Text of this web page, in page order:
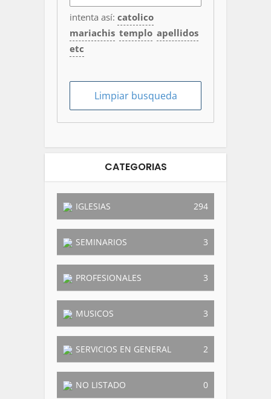
intenta así: catolico
mariachis templo apellidos
etc
CATEGORIAS
IGLESIAS 294
SEMINARIOS 3
PROFESIONALES 3
MUSICOS 3
SERVICIOS EN GENERAL 2
NO LISTADO 0